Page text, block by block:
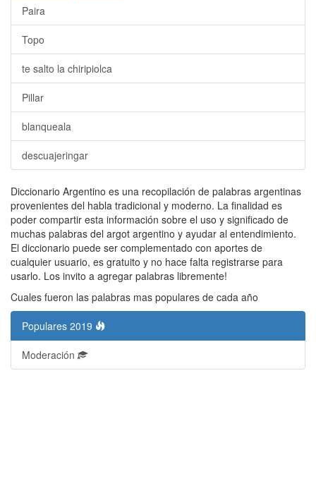
Paira
Topo
te salto la chiripiolca
Pillar
blanqueala
descuajeringar
Diccionario Argentino es una recopilación de palabras argentinas
provenientes del habla tradicional y moderno. La finalidad es
poder compartir esta información sobre el uso y significado de
muchas palabras del argot argentino y ayudar al entendimiento.
El diccionario puede ser complementado con aportes de
cualquier usuario, es gratuito y no hace falta registrarse para
usarlo. Los invito a agregar palabras libremente!
Cuales fueron las palabras mas populares de cada año
Populares 2019
Moderación